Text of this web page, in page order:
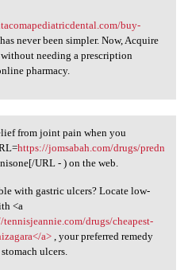
buy-
never been simpler. Now, Acquire
needing a prescription
pharmacy.
from joint
from joint pain when you
https://jomsabah.com/drugs/predn
URL - ) on the web.
with gastric ulcers? Locate low-
<a
drugs/cheapest-
a>, your preferred remedy
ulcers.